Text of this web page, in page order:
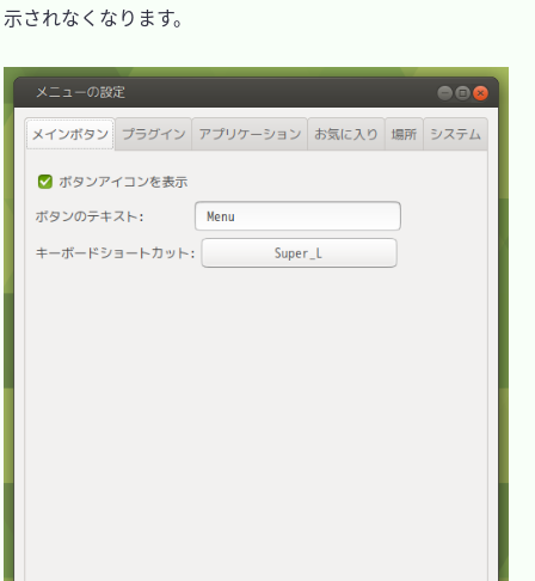
示されなくなります。